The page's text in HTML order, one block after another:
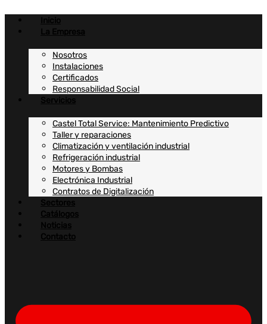
contenido
Inicio
La Empresa
Nosotros
Instalaciones
Certificados
Responsabilidad Social
Servicios
Castel Total Service: Mantenimiento Predictivo
Taller y reparaciones
Climatización y ventilación industrial
Refrigeración industrial
Motores y Bombas
Electrónica Industrial
Contratos de Digitalización
Sectores
Catálogos
Noticias
Contacto